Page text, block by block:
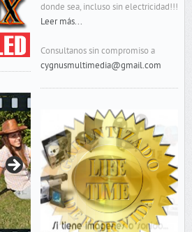
donde sea, incluso sin electricidad!!!
Leer más...
Consultanos sin compromiso a
cygnusmultimedia@gmail.com